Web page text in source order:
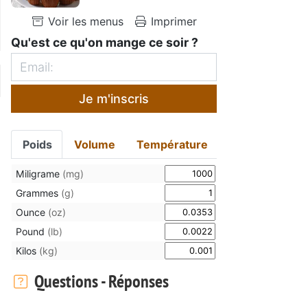
Voir les menus Imprimer
Qu'est ce qu'on mange ce soir ?
Je m'inscris
Poids Volume Température
Miligrame (mg)
Grammes (g)
Ounce (oz)
Pound (lb)
Kilos (kg)
Questions - Réponses